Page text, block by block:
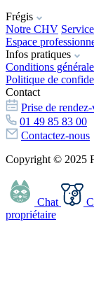
Frégis
Notre CHV
Espace
Infos pratiques
Conditions
Politique de
Contact
Prise de
01 49 85 83 00
Contactez-nous
Copyright © 2025
Chat
propriétaire